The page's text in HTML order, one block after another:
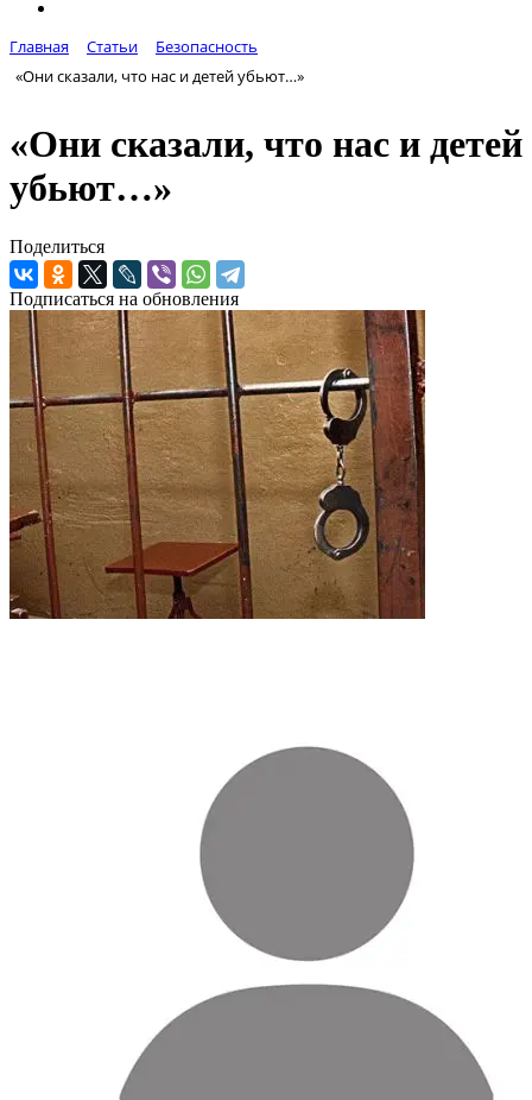
Главная Статьи
Безопасность
«Они сказали, что нас и детей убьют…»
«Они сказали, что нас и детей
убьют…»
Поделиться
Подписаться на обновления